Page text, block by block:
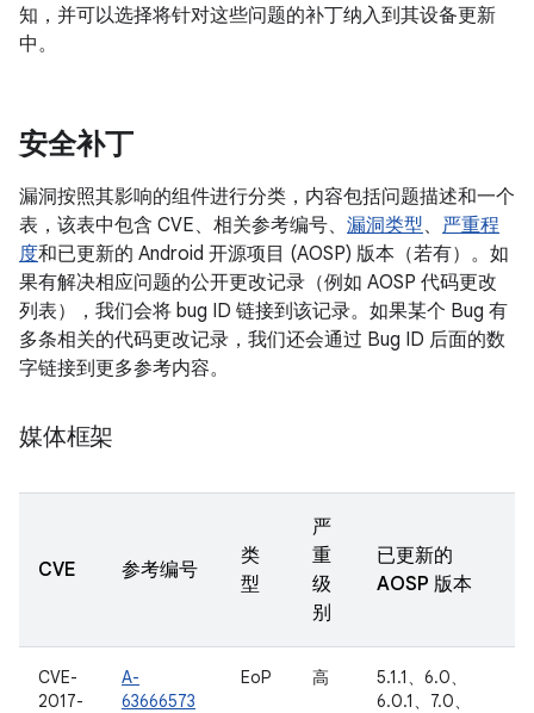
知，并可以选择将针对这些问题的补丁纳入到其设备更新
中。
安全补丁
漏洞按照其影响的组件进行分类，内容包括问题描述和一个
表，该表中包含 CVE、相关参考编号、 漏洞类型、 严重程
度和已更新的 Android 开源项目 (AOSP) 版本（若有）。如
果有解决相应问题的公开更改记录（例如 AOSP 代码更改
列表），我们会将 bug ID 链接到该记录。如果某个 Bug 有
多条相关的代码更改记录，我们还会通过 Bug ID 后面的数
字链接到更多参考内容。
媒体框架
CVE 参考编号
类
型
严
重
级
别
已更新的
AOSP 版本
CVE-
2017-
A-
63666573
EoP 高
5.1.1、6.0、
6.0.1、7.0、